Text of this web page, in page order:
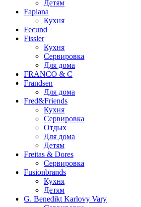
Детям
Faplana
Кухня
Fecund
Fissler
Кухня
Сервировка
Для дома
FRANCO & C
Frandsen
Для дома
Fred&Friends
Кухня
Сервировка
Отдых
Для дома
Детям
Freitas & Dores
Сервировка
Fusionbrands
Кухня
Детям
G. Benedikt Karlovy Vary